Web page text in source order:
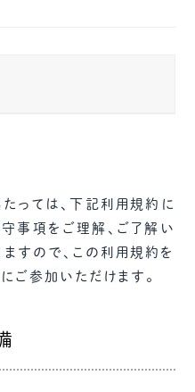
っては、下記利用規約に
事項をご理解、ご了解い
すので、この利用規約を
ご参加いただけます。